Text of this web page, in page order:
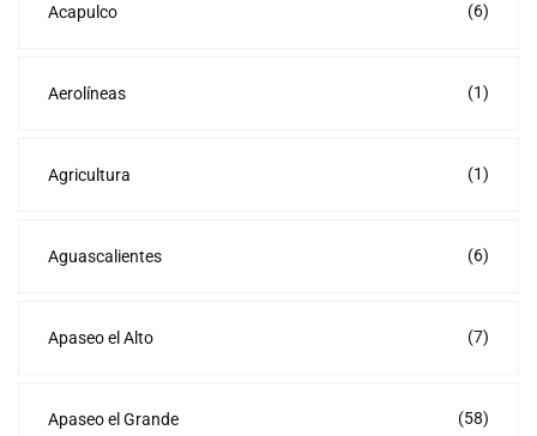
Acapulco (6)
Aerolíneas (1)
Agricultura (1)
Aguascalientes (6)
Apaseo el Alto (7)
Apaseo el Grande (58)